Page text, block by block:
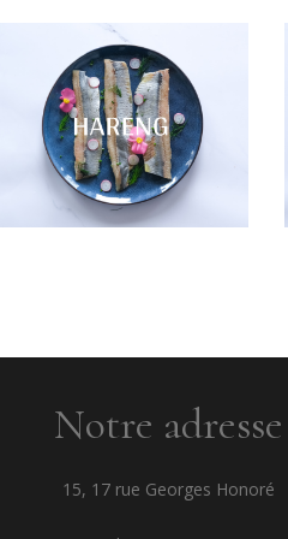
Notre adresse
15, 17 rue Georges Honoré